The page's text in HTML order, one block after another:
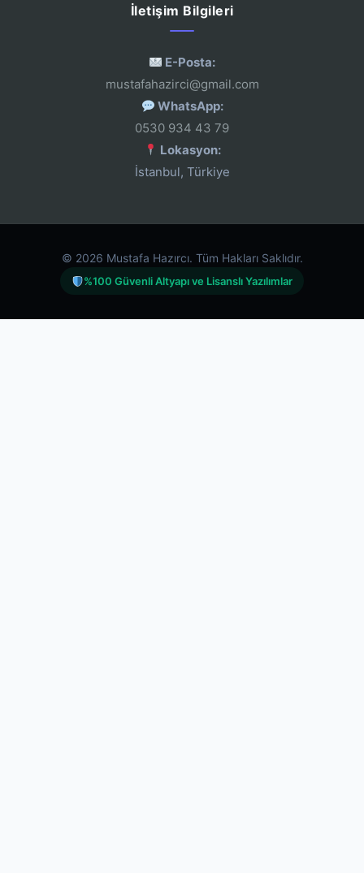
İletişim Bilgileri
E-Posta:
mustafahazirci@gmail.com
WhatsApp:
0530 934 43 79
Lokasyon:
İstanbul, Türkiye
© 2026 Mustafa Hazırcı. Tüm Hakları Saklıdır.
%100 Güvenli Altyapı ve Lisanslı Yazılımlar